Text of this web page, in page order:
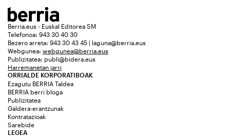
Berria.eus - Euskal Editorea SM
Telefonoa: 943 30 40 30
Bezero arreta: 943 30 43 45 | laguna@berria.eus
Webgunea: webgunea@berria.eus
Publizitatea: publi@bidera.eus
Harremanetan jarri
ORRIALDE KORPORATIBOAK
Ezagutu BERRIA Taldea
BERRIA berri bloga
Publizitatea
Galdera-erantzunak
Kontratazioak
Sarebide
LEGEA